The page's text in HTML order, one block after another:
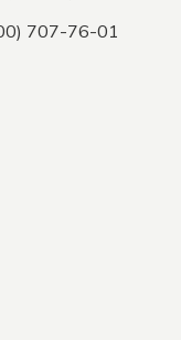
707-76-01